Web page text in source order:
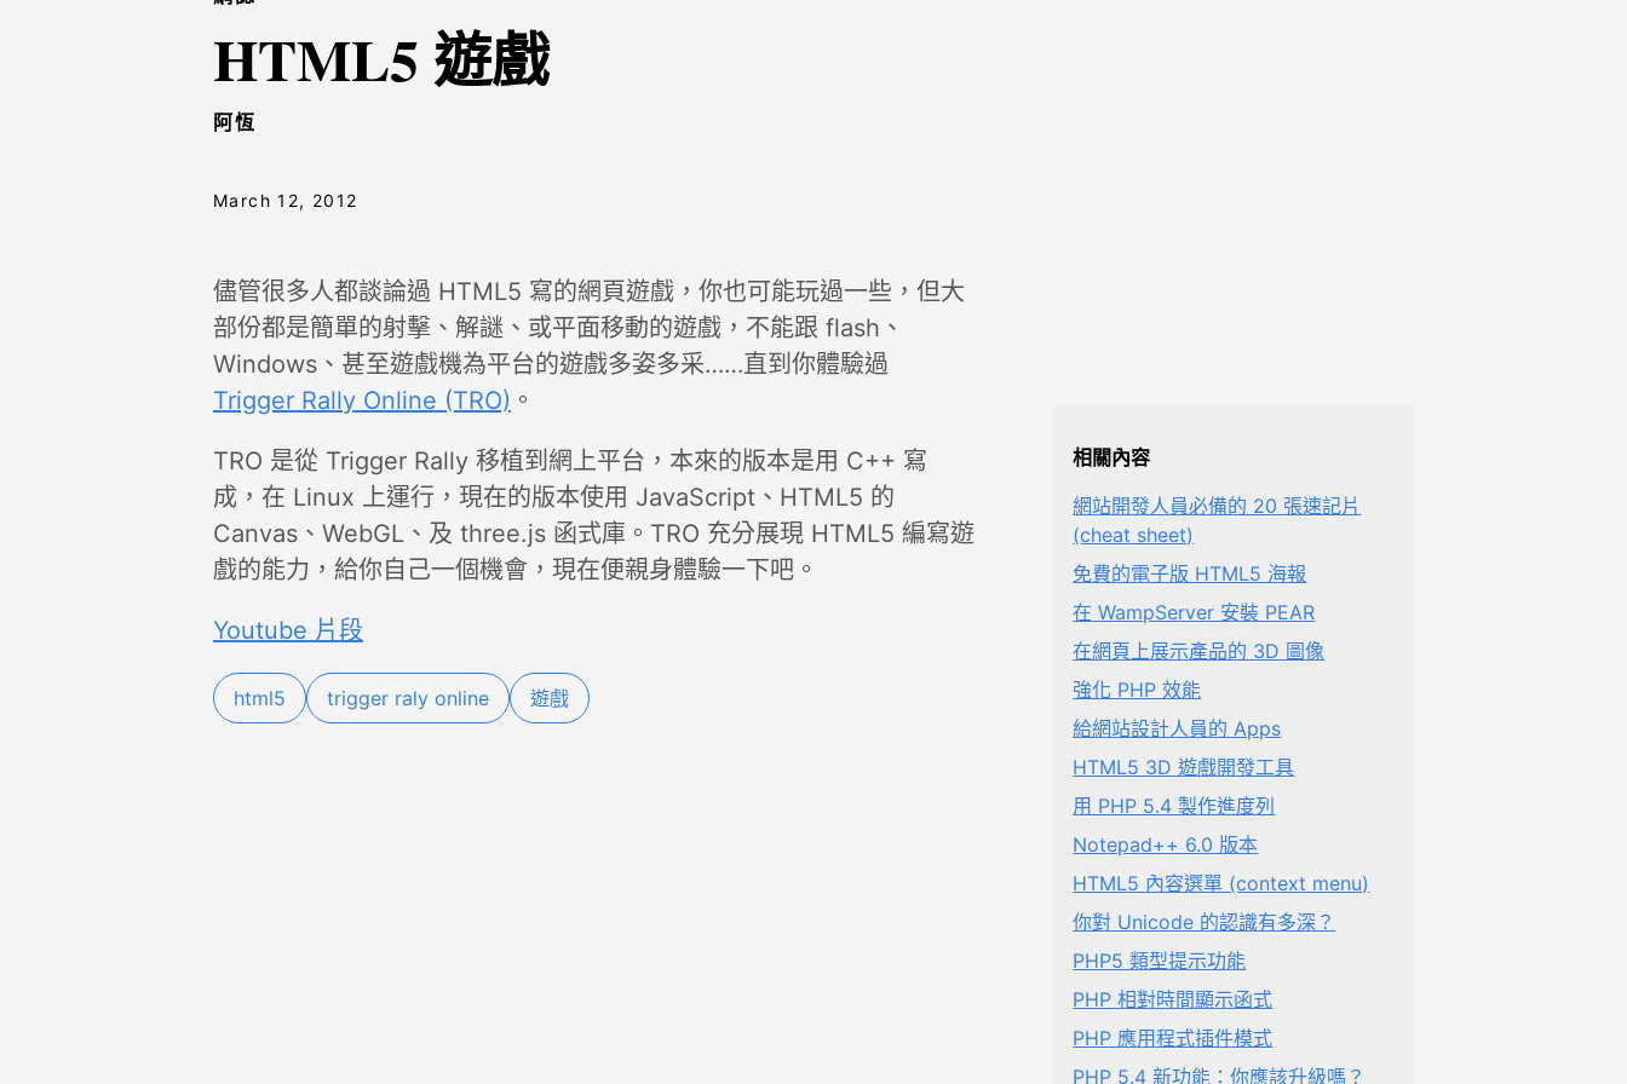
HTML5 遊戲
阿恆
March 12, 2012
儘管很多人都談論過 HTML5 寫的網頁遊戲，你也可能玩過一些，但大
部份都是簡單的射擊、解謎、或平面移動的遊戲，不能跟 flash、
Windows、甚至遊戲機為平台的遊戲多姿多采……直到你體驗過
Trigger Rally Online (TRO) 。
TRO 是從 Trigger Rally 移植到網上平台，本來的版本是用 C++ 寫
成，在 Linux 上運行，現在的版本使用 JavaScript、HTML5 的
Canvas、WebGL、及 three.js 函式庫。TRO 充分展現 HTML5 編寫遊
戲的能力，給你自己一個機會，現在便親身體驗一下吧。
Youtube 片段
html5 trigger raly online 遊戲
相關內容
網站開發人員必備的 20 張速記片
(cheat sheet)
免費的電子版 HTML5 海報
在 WampServer 安裝 PEAR
在網頁上展示產品的 3D 圖像
強化 PHP 效能
給網站設計人員的 Apps
HTML5 3D 遊戲開發工具
用 PHP 5.4 製作進度列
Notepad++ 6.0 版本
HTML5 內容選單 (context menu)
你對 Unicode 的認識有多深？
PHP5 類型提示功能
PHP 相對時間顯示函式
PHP 應用程式插件模式
PHP 5.4 新功能：你應該升級嗎？